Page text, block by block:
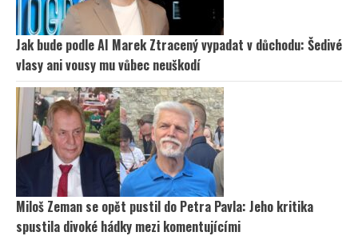
Jak bude podle AI Marek Ztracený vypadat v důchodu: Šedivé
vlasy ani vousy mu vůbec neuškodí
Miloš Zeman se opět pustil do Petra Pavla: Jeho kritika
spustila divoké hádky mezi komentujícími